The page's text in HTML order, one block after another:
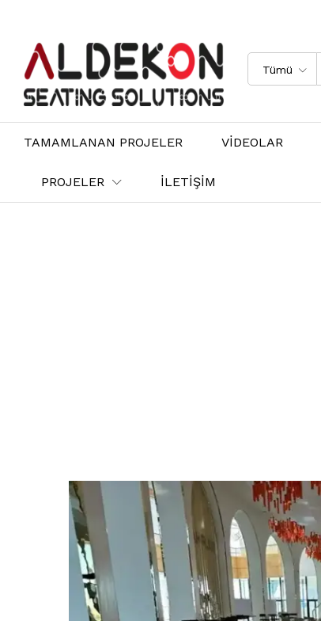
Tümü
TAMAMLANAN PROJELER VİDEOLAR
PROJELER İLETİŞİM